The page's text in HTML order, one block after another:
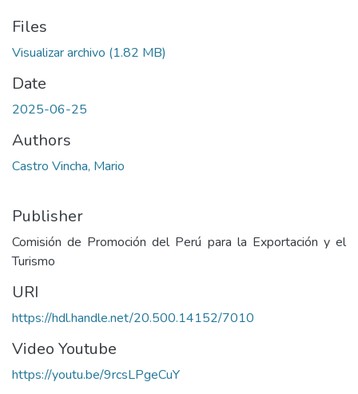
Files
Visualizar archivo (1.82 MB)
Date
2025-06-25
Authors
Castro Vincha, Mario
Publisher
Comisión de Promoción del Perú para la Exportación y el
Turismo
URI
https://hdl.handle.net/20.500.14152/7010
Video Youtube
https://youtu.be/9rcsLPgeCuY